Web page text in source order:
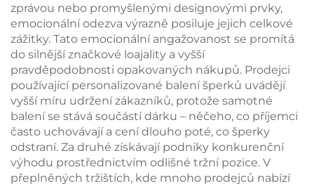
zprávou nebo promyšlenými designovými prvky,
emocionální odezva výrazně posiluje jejich celkové
zážitky. Tato emocionální angažovanost se promítá
do silnější značkové loajality a vyšší
pravděpodobnosti opakovaných nákupů. Prodejci
používající personalizované balení šperků uvádějí
vyšší míru udržení zákazníků, protože samotné
balení se stává součástí dárku – něčeho, co příjemci
často uchovávají a cení dlouho poté, co šperky
odstraní. Za druhé získávají podniky konkurenční
výhodu prostřednictvím odlišné tržní pozice. V
přeplněných tržištích, kde mnoho prodejců nabízí